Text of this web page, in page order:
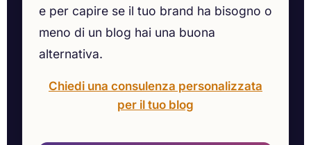
e per capire se il tuo brand ha bisogno o
meno di un blog hai una buona
alternativa.
Chiedi una consulenza personalizzata
per il tuo blog